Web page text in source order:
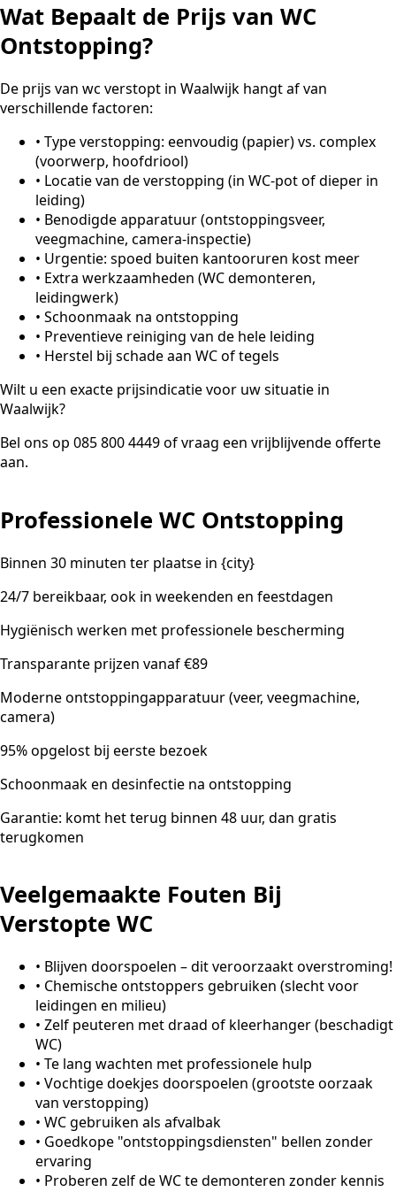
Wat Bepaalt de Prijs van WC
Ontstopping?
De prijs van wc verstopt in Waalwijk hangt af van
verschillende factoren:
• Type verstopping: eenvoudig (papier) vs. complex
(voorwerp, hoofdriool)
• Locatie van de verstopping (in WC-pot of dieper in
leiding)
• Benodigde apparatuur (ontstoppingsveer,
veegmachine, camera-inspectie)
• Urgentie: spoed buiten kantooruren kost meer
• Extra werkzaamheden (WC demonteren,
leidingwerk)
• Schoonmaak na ontstopping
• Preventieve reiniging van de hele leiding
• Herstel bij schade aan WC of tegels
Wilt u een exacte prijsindicatie voor uw situatie in
Waalwijk?
Bel ons op 085 800 4449 of vraag een vrijblijvende offerte
aan.
Professionele WC Ontstopping
Binnen 30 minuten ter plaatse in {city}
24/7 bereikbaar, ook in weekenden en feestdagen
Hygiënisch werken met professionele bescherming
Transparante prijzen vanaf €89
Moderne ontstoppingapparatuur (veer, veegmachine,
camera)
95% opgelost bij eerste bezoek
Schoonmaak en desinfectie na ontstopping
Garantie: komt het terug binnen 48 uur, dan gratis
terugkomen
Veelgemaakte Fouten Bij
Verstopte WC
• Blijven doorspoelen – dit veroorzaakt overstroming!
• Chemische ontstoppers gebruiken (slecht voor
leidingen en milieu)
• Zelf peuteren met draad of kleerhanger (beschadigt
WC)
• Te lang wachten met professionele hulp
• Vochtige doekjes doorspoelen (grootste oorzaak
van verstopping)
• WC gebruiken als afvalbak
• Goedkope "ontstoppingsdiensten" bellen zonder
ervaring
• Proberen zelf de WC te demonteren zonder kennis